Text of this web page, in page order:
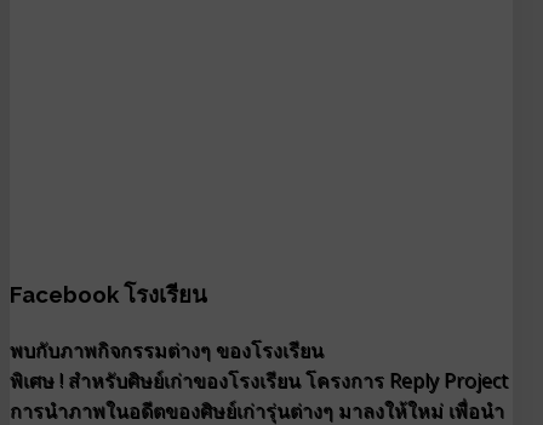
Facebook โรงเรียน
พบกับภาพกิจกรรมต่างๆ ของโรงเรียน
พิเศษ ! สำหรับศิษย์เก่าของโรงเรียน โครงการ Reply Project
การนำภาพในอดีตของศิษย์เก่ารุ่นต่างๆ มาลงให้ใหม่ เพื่อนำ